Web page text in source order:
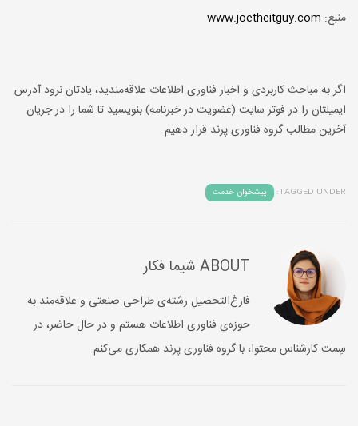
منبع: www.joetheitguy.com
اگر به مباحث کاربردی و اخبار فناوری اطلاعات علاقه‌مندید، یادتان نرود آدرس
ایمیلتان را در فوتر سایت (عضویت در خبرنامه) بنویسید تا شما را در جریان
آخرین مطالب گروه فناوری پرند قرار دهیم.
TAGGED UNDER: پیشخوان خدمت
ABOUT شیما فکار
فارغ‌التحصیل رشته‌‌ی طراحی صنعتی و علاقه‌مند به
حوزه‌‌ی فناوری اطلاعات هستم و در حال حاضر، در
سِمت کارشناس محتوا، با گروه فناوری پرند همکاری می‌کنم.